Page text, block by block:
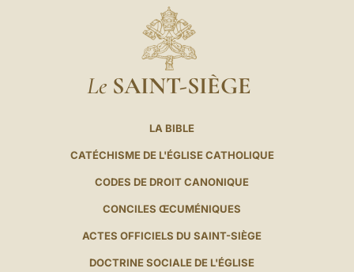
Le SAINT-SIÈGE
LA BIBLE
CATÉCHISME DE L'ÉGLISE CATHOLIQUE
CODES DE DROIT CANONIQUE
CONCILES ŒCUMÉNIQUES
ACTES OFFICIELS DU SAINT-SIÈGE
DOCTRINE SOCIALE DE L'ÉGLISE